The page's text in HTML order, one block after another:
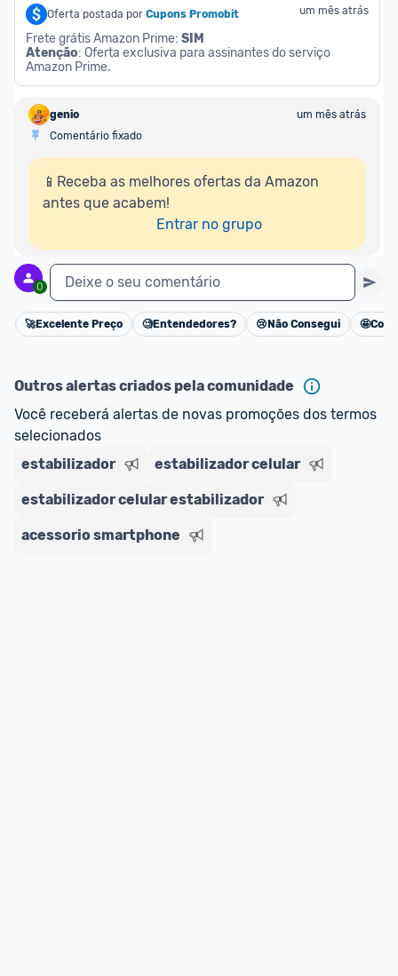
Oferta postada por Cupons Promobit um mês atrás
Frete grátis Amazon Prime: SIM
Atenção: Oferta exclusiva para assinantes do serviço
Amazon Prime.
genio
um mês atrás
Comentário fixado
📱Receba as melhores ofertas da Amazon
antes que acabem!
Entrar no grupo
0 Deixe o seu comentário
Cancelar
🚀Excelente Preço 🧐Entendedores? 😢 Não Consegui 🤩
Outros alertas criados pela comunidade
Você receberá alertas de novas promoções dos termos
selecionados
estabilizador
estabilizador celular
estabilizador celular estabilizador
acessorio smartphone